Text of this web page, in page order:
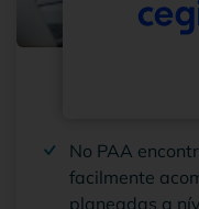
No PAA
facilmente
planeadas a